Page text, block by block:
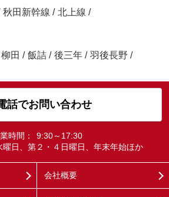
秋田新幹線 / 北上線 /
柳田 / 飯詰 / 後三年 / 羽後長野 /
話でお問い合わせ
時間：
9:30～17:30
曜日、第２・４日曜日、年末年始ほか
会社概要